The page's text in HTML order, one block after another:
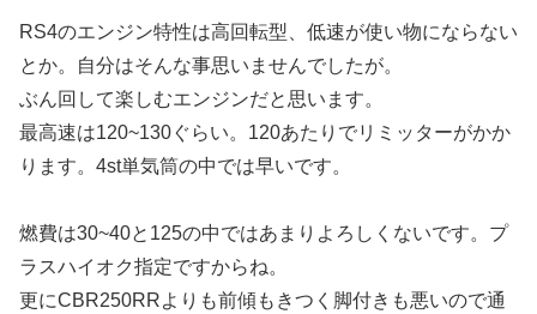
RS4のエンジン特性は高回転型、低速が使い物にならない
とか。自分はそんな事思いませんでしたが。
ぶん回して楽しむエンジンだと思います。
最高速は120~130ぐらい。120あたりでリミッターがかか
ります。4st単気筒の中では早いです。
燃費は30~40と125の中ではあまりよろしくないです。プ
ラスハイオク指定ですからね。
更にCBR250RRよりも前傾もきつく脚付きも悪いので通